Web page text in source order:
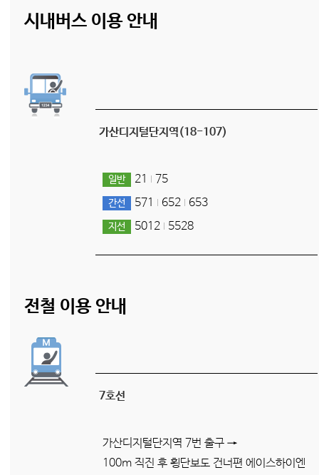
시내버스 이용 안내
가산디지털단지역(18-107)
일반 21 75
간선 571 652 653
지선 5012 5528
전철 이용 안내
7호선
가산디지털단지역 7번 출구 →
100m 직진 후 횡단보도 건너편 에이스하이엔